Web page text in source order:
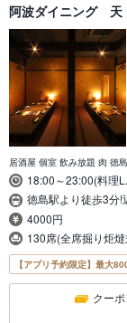
阿波ダイニング
居酒屋 個室 飲み放題 肉 徳
18:00～23:00(料理
徳島駅より徒歩3分!
4000円
130席(全席掘り炬
【アプリ予約限定】最大
クー